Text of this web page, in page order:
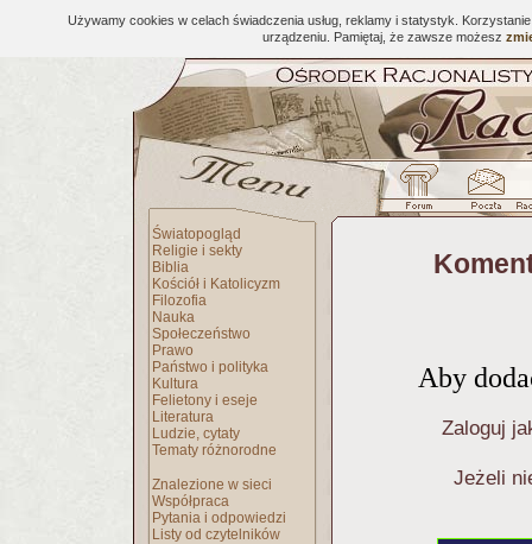
Używamy cookies w celach świadczenia usług, reklamy i statystyk.
urządzeniu. Pamiętaj, że zawsze możesz
Światopogląd
Religie i sekty
Biblia
Kościół i Katolicyzm
Filozofia
Nauka
Społeczeństwo
Prawo
Państwo i polityka
Kultura
Felietony i eseje
Literatura
Ludzie, cytaty
Tematy różnorodne
Znalezione w sieci
Współpraca
Pytania i odpowiedzi
Listy od czytelników
Aby
Zaloguj
Jeżeli